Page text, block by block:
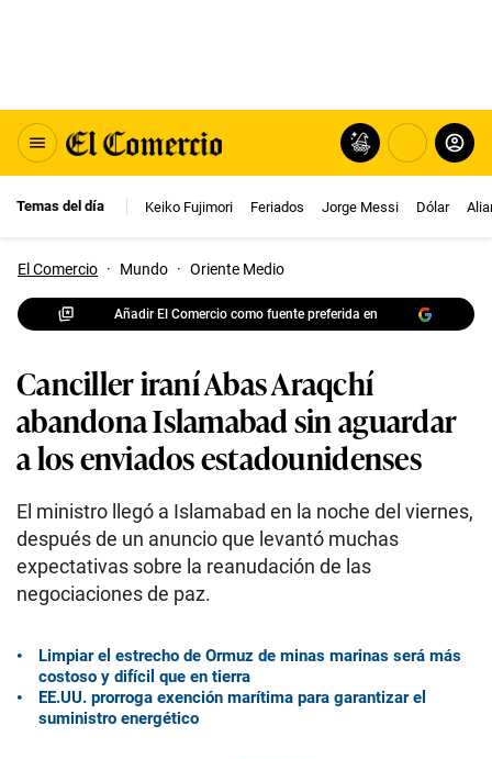
Temas del día Keiko Fujimori Feriados Jorge Messi Dólar
El Comercio · Mundo · Oriente Medio
Añadir El Comercio como fuente preferida en
Canciller iraní Abas Araqchí
abandona Islamabad sin aguardar
a los enviados estadounidenses
El ministro llegó a Islamabad en la noche del viernes,
después de un anuncio que levantó muchas
expectativas sobre la reanudación de las
negociaciones de paz.
Limpiar el estrecho de Ormuz de minas marinas será más
costoso y difícil que en tierra
EE.UU. prorroga exención marítima para garantizar el
suministro energético